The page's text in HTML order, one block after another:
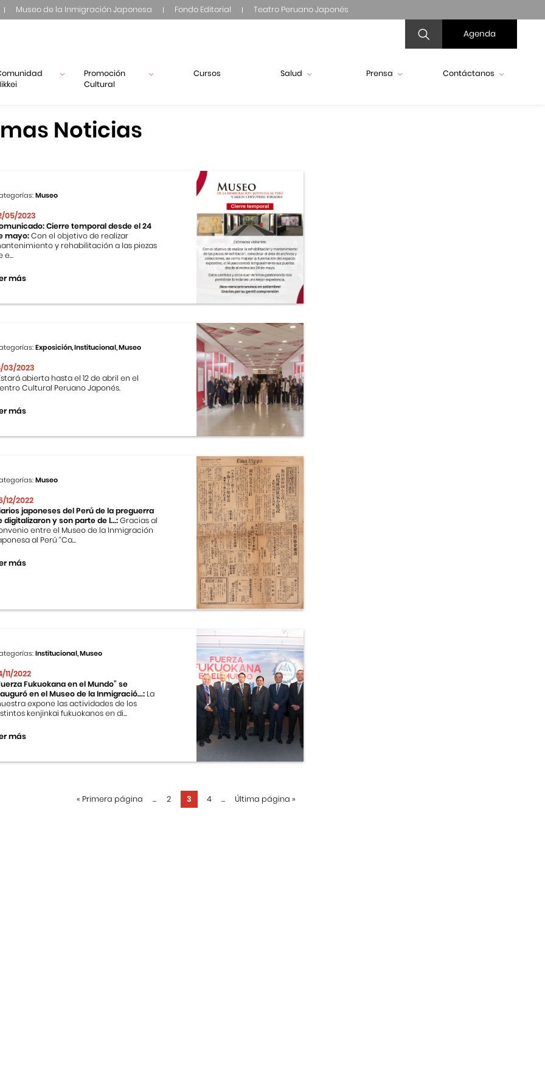
Museo de la Inmigración Japonesa Fondo Editorial Teatro Peruano Japonés
Agenda
Promoción
Cultural
Cursos Salud Prensa Contáctanos
Noticias
Museo
05/2023
Cierre temporal desde el 24
mayo:Con el objetivo de realizar
y rehabilitación a las piezas
e...
más
Exposición, Institucional, Museo
03/2023
abierta hasta el 12 de abril en el
Cultural Peruano Japonés.
más
Museo
12/2022
japoneses del Perú de la preguerra
digitalizaron y son parte de l...:Gracias al
entre el Museo de la Inmigración
al Perú “Ca...
más
Institucional, Museo
11/2022
Fukuokana en el Mundo” se
en el Museo de la Inmigració...: La
expone las actividades de los
kenjinkai fukuokanos en di...
más
« Primera página ... 2 3 4 ... Última página »